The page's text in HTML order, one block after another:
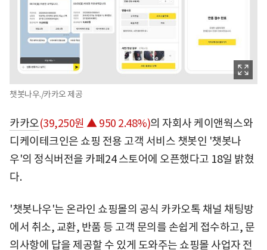
챗봇나우./카카오 제공
카카오(39,250원 ▲ 950 2.48%)의 자회사 케이앤웍스와
디케이테크인은 쇼핑 전용 고객 서비스 챗봇인 '챗봇나
우'의 정식버전을 카페24 스토어에 오픈했다고 18일 밝혔
다.
'챗봇나우'는 온라인 쇼핑몰의 공식 카카오톡 채널 채팅방
에서 취소, 교환, 반품 등 고객 문의를 손쉽게 접수하고, 문
의사항에 답을 제공할 수 있게 도와주는 쇼핑몰 사업자 전